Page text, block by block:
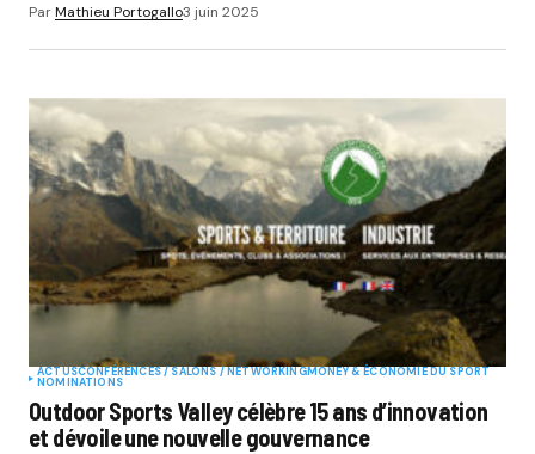
ParMathieu Portogallo3 juin 2025
ACTUSCONFÉRENCES / SALONS / NETWORKINGMONEY & ÉCONOMIE DU SPORT
NOMINATIONS
Outdoor Sports Valley célèbre 15 ans d’innovation
et dévoile une nouvelle gouvernance